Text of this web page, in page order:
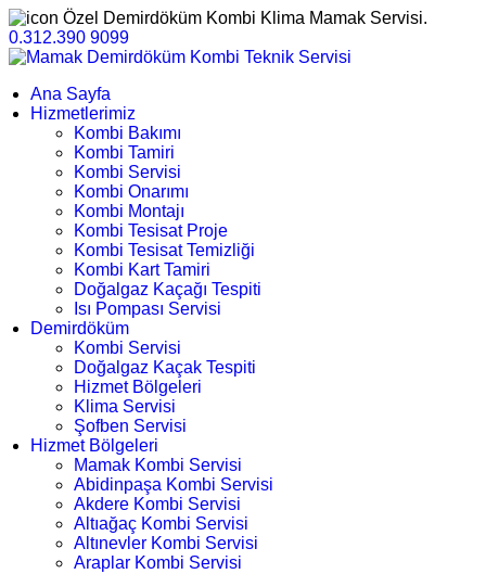
Özel Demirdöküm Kombi Klima Mamak Servisi.
0.312.390 9099
Ana Sayfa
Hizmetlerimiz
Kombi Bakımı
Kombi Tamiri
Kombi Servisi
Kombi Onarımı
Kombi Montajı
Kombi Tesisat Proje
Kombi Tesisat Temizliği
Kombi Kart Tamiri
Doğalgaz Kaçağı Tespiti
Isı Pompası Servisi
Demirdöküm
Kombi Servisi
Doğalgaz Kaçak Tespiti
Hizmet Bölgeleri
Klima Servisi
Şofben Servisi
Hizmet Bölgeleri
Mamak Kombi Servisi
Abidinpaşa Kombi Servisi
Akdere Kombi Servisi
Altıağaç Kombi Servisi
Altınevler Kombi Servisi
Araplar Kombi Servisi